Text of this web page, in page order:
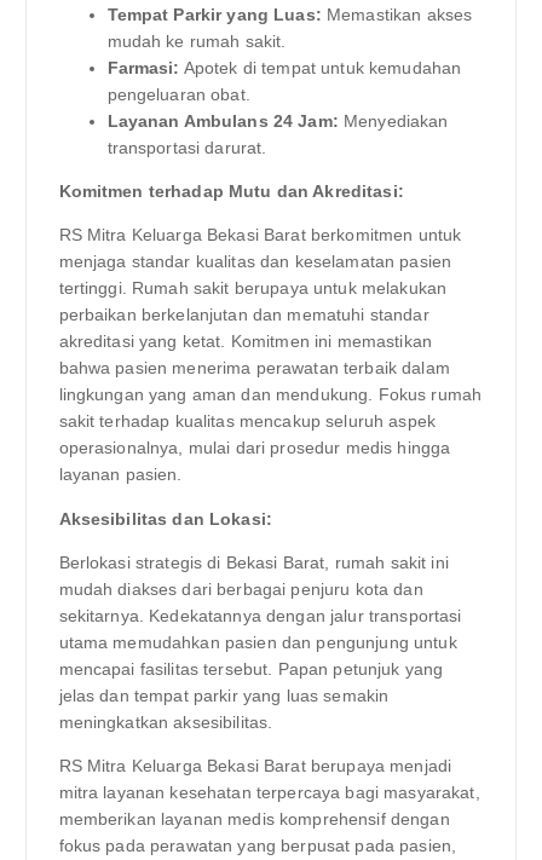
Tempat Parkir yang Luas: Memastikan akses
mudah ke rumah sakit.
Farmasi: Apotek di tempat untuk kemudahan
pengeluaran obat.
Layanan Ambulans 24 Jam: Menyediakan
transportasi darurat.
Komitmen terhadap Mutu dan Akreditasi:
RS Mitra Keluarga Bekasi Barat berkomitmen untuk
menjaga standar kualitas dan keselamatan pasien
tertinggi. Rumah sakit berupaya untuk melakukan
perbaikan berkelanjutan dan mematuhi standar
akreditasi yang ketat. Komitmen ini memastikan
bahwa pasien menerima perawatan terbaik dalam
lingkungan yang aman dan mendukung. Fokus rumah
sakit terhadap kualitas mencakup seluruh aspek
operasionalnya, mulai dari prosedur medis hingga
layanan pasien.
Aksesibilitas dan Lokasi:
Berlokasi strategis di Bekasi Barat, rumah sakit ini
mudah diakses dari berbagai penjuru kota dan
sekitarnya. Kedekatannya dengan jalur transportasi
utama memudahkan pasien dan pengunjung untuk
mencapai fasilitas tersebut. Papan petunjuk yang
jelas dan tempat parkir yang luas semakin
meningkatkan aksesibilitas.
RS Mitra Keluarga Bekasi Barat berupaya menjadi
mitra layanan kesehatan terpercaya bagi masyarakat,
memberikan layanan medis komprehensif dengan
fokus pada perawatan yang berpusat pada pasien,